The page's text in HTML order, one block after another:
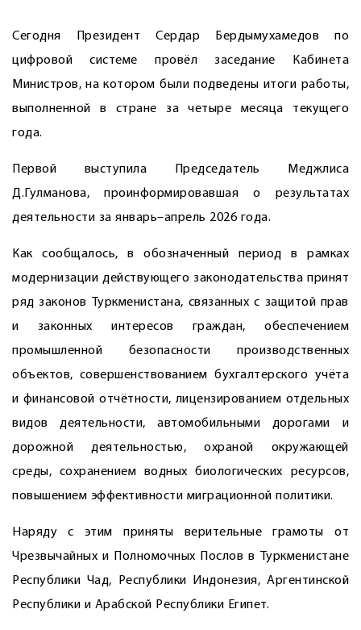
Сегодня Президент Сердар Бердымухамедов по
цифровой системе провёл заседание Кабинета
Министров, на котором были подведены итоги работы,
выполненной в стране за четыре месяца текущего
года.
Первой выступила Председатель Меджлиса
Д.Гулманова, проинформировавшая о результатах
деятельности за январь–апрель 2026 года.
Как сообщалось, в обозначенный период в рамках
модернизации действующего законодательства принят
ряд законов Туркменистана, связанных с защитой прав
и законных интересов граждан, обеспечением
промышленной безопасности производственных
объектов, совершенствованием бухгалтерского учёта
и финансовой отчётности, лицензированием отдельных
видов деятельности, автомобильными дорогами и
дорожной деятельностью, охраной окружающей
среды, сохранением водных биологических ресурсов,
повышением эффективности миграционной политики.
Наряду с этим приняты верительные грамоты от
Чрезвычайных и Полномочных Послов в Туркменистане
Республики Чад, Республики Индонезия, Аргентинской
Республики и Арабской Республики Египет.